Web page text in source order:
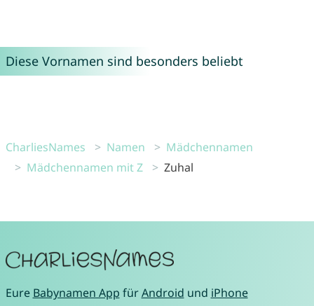
Diese Vornamen sind besonders beliebt
CharliesNames Namen
Mädchennamen
Mädchennamen mit Z
Zuhal
Eure Babynamen App fürAndroid und iPhone